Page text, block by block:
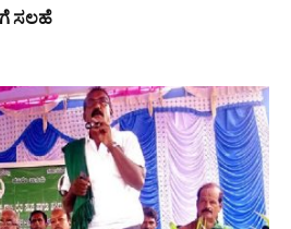
ಸಲಹೆ